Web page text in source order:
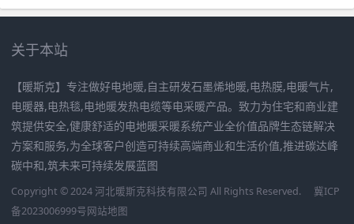
关于本站
【暖斯克】专注做好电地暖,自主研发石墨烯地暖,电热膜,电暖气片,
电暖器,电热毯,电地暖发热电缆等电采暖产品。致力为住宅和商业建
筑提供安全,健康舒适的电地暖采暖系统产业全价值品牌生态链解决
方案和服务,为全球客户创造可持续高端商业和生活价值,推进碳达峰
碳中和,筑未来可持续发展蓝图
Copyright © 2024 河北暖斯克科技有限公司 All Rights Reserved.
冀ICP
备2023006999号网站地图